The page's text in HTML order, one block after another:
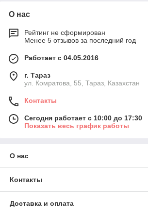
О нас
Рейтинг не сформирован
Менее 5 отзывов за последний год
Работает с 04.05.2016
г. Тараз
ул. Комратова, 55, Тараз, Казахстан
Контакты
Сегодня работает с 10:00 до 17:30
Показать весь график работы
О нас
Контакты
Доставка и оплата